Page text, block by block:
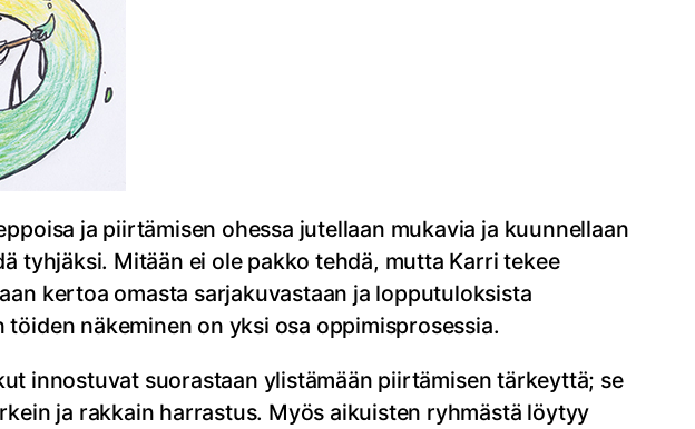
ja piirtämisen ohessa jutellaan mukavia ja kuunnellaan
tyhjäksi. Mitään ei ole pakko tehdä, mutta Karri tekee
kertoa omasta sarjakuvastaan ja lopputuloksista
näkeminen on yksi osa oppimisprosessia.
innostuvat suorastaan ylistämään piirtämisen tärkeyttä; se
ja rakkain harrastus. Myös aikuisten ryhmästä löytyy